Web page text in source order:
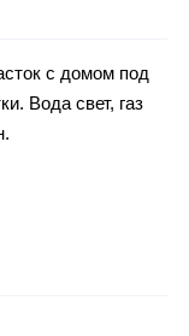
с домом под
Вода свет, газ